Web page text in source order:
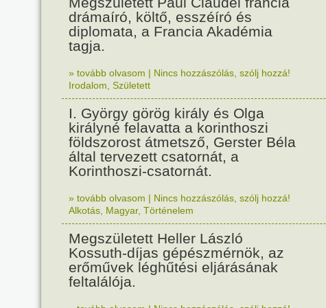
drámaíró, költő, esszéíró és
diplomata, a Francia Akadémia
tagja.
» tovább olvasom | Nincs hozzászólás, szólj hozzá!
Irodalom Született
I. György görög király és Olga
királyné felavatta a korinthoszi
földszorost átmetsző, Gerster Béla
által tervezett csatornát, a
Korinthoszi-csatornát.
» tovább olvasom | Nincs hozzászólás, szólj hozzá!
Alkotás Magyar, Történelem
Megszületett Heller László
Kossuth-díjas gépészmérnök, az
erőművek léghűtési eljárásának
feltalálója.